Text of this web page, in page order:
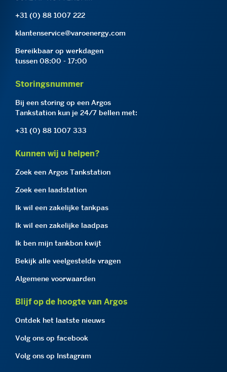
+31 (0) 88 1007 222
klantenservice@varoenergy.com
Bereikbaar op werkdagen
tussen 08:00 - 17:00
Storingsnummer
Bij een storing op een Argos
Tankstation kun je 24/7 bellen met:
+31 (0) 88 1007 333
Kunnen wij u helpen?
Zoek een Argos Tankstation
Zoek een laadstation
Ik wil een zakelijke tankpas
Ik wil een zakelijke laadpas
Ik ben mijn tankbon kwijt
Bekijk alle veelgestelde vragen
Algemene voorwaarden
Blijf op de hoogte van Argos
Ontdek het laatste nieuws
Volg ons op facebook
Volg ons op Instagram